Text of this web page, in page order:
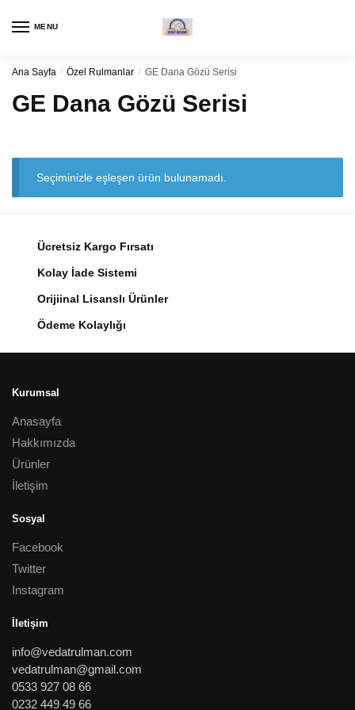
için
içeriği MENU
Ana Sayfa / Özel Rulmanlar / GE Dana Gözü Serisi
GE Dana Gözü Serisi
Seçiminizle eşleşen ürün bulunamadı.
Ücretsiz Kargo Fırsatı
Kolay İade Sistemi
Orijiinal Lisanslı Ürünler
Ödeme Kolaylığı
Kurumsal
Anasayfa
Hakkımızda
Ürünler
İletişim
Sosyal
Facebook
Twitter
Instagram
İletişim
info@vedatrulman.com
vedatrulman@gmail.com
0533 927 08 66
0232 449 49 66